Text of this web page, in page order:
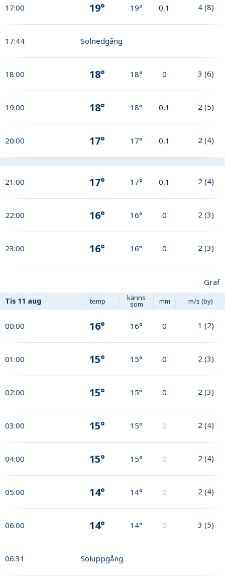
17:00 19° 19° 0,1 4 (8)
17:44 Solnedgång
18:00 18° 18° 0 3 (6)
19:00 18° 18° 0,1 2 (5)
20:00 17° 17° 0,1 2 (4)
21:00 17° 17° 0,1 2 (4)
22:00 16° 16° 0 2 (3)
23:00 16° 16° 0 2 (3)
Graf
Tis 11 aug temp känns
som mm m/s (by)
00:00 16° 16° 0 1 (2)
01:00 15° 15° 0 2 (3)
02:00 15° 15° 0 2 (3)
03:00 15° 15° 0 2 (4)
04:00 15° 15° 0 2 (4)
05:00 14° 14° 0 2 (4)
06:00 14° 14° 0 3 (5)
06:31 Soluppgång